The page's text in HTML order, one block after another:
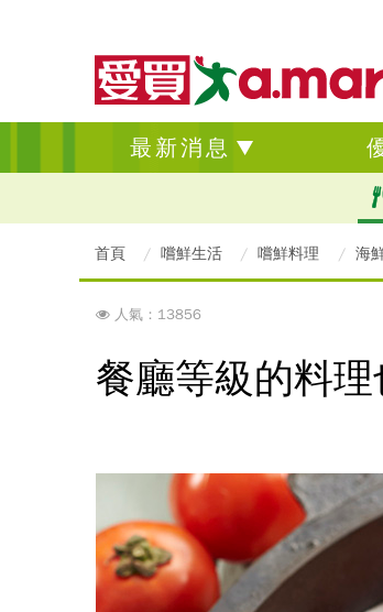
最新消息
首頁 嚐鮮生活 嚐鮮料理 海
人氣：13856
餐廳等級的料理